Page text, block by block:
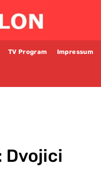
TV Program Impressum
Dvojici